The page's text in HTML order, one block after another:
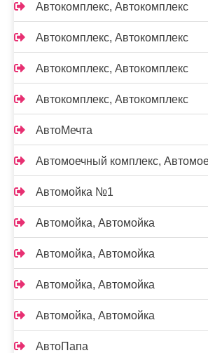
Автокомплекс, Автокомплекс
Автокомплекс, Автокомплекс
Автокомплекс, Автокомплекс
Автокомплекс, Автокомплекс
АвтоМечта
Автомоечный комплекс,
Автомойка №1
Автомойка, Автомойка
Автомойка, Автомойка
Автомойка, Автомойка
Автомойка, Автомойка
АвтоПапа